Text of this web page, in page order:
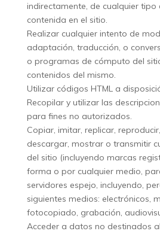
indirectamente, de cualquier tipo
contenida en el sitio.
Realizar cualquier intento de
adaptación, traducción, o
o programas de cómputo del
contenidos del mismo.
Utilizar códigos HTML a
Recopilar y utilizar las
para fines no autorizados.
Copiar, imitar, replicar,
descargar, mostrar o transmitir
del sitio (incluyendo marcas
forma o por cualquier medio,
servidores espejo, incluyendo,
siguientes medios: electrónicos,
fotocopiado, grabación,
Acceder a datos no destinados